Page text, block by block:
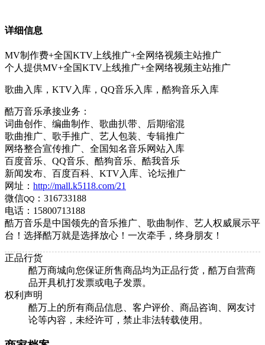
详细信息
MV制作费+全国KTV上线推广+全网络视频主站推广
个人提供MV+全国KTV上线推广+全网络视频主站推广
歌曲入库，KTV入库，QQ音乐入库，酷狗音乐入库
酷万音乐承接业务：
词曲创作、编曲制作、歌曲扒带、后期缩混
歌曲推广、歌手推广、艺人包装、专辑推广
网络整合宣传推广、全国知名音乐网站入库
百度音乐、QQ音乐、酷狗音乐、酷我音乐
新闻发布、百度百科、KTV入库、论坛推广
网址： http://mall.k5118.com/21
微信QQ ：316733188
电话：15800713188
酷万音乐是中国领先的音乐推广、歌曲制作、艺人权威展示平
台！选择酷万就是选择放心！一次牵手，终身朋友！
正品行货
酷万商城向您保证所售商品均为正品行货，酷万自营商
品开具机打发票或电子发票。
权利声明
酷万上的所有商品信息、客户评价、商品咨询、网友讨
论等内容，未经许可，禁止非法转载使用。